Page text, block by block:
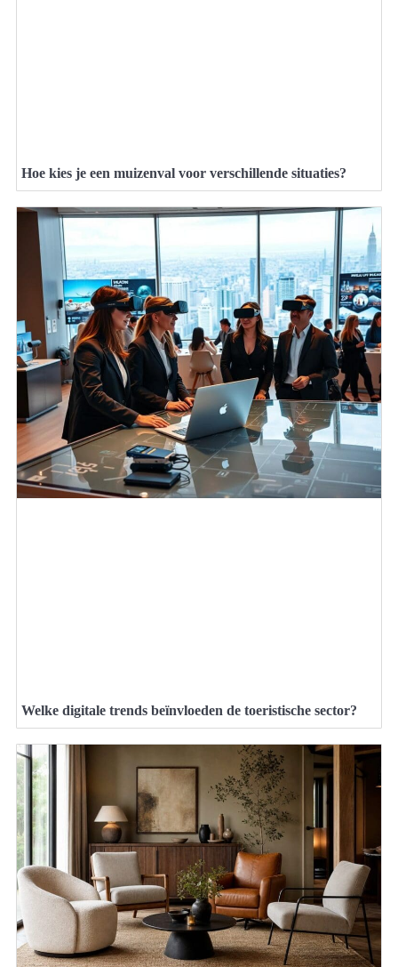
Hoe kies je een muizenval voor verschillende situaties?
Welke digitale trends beïnvloeden de toeristische sector?